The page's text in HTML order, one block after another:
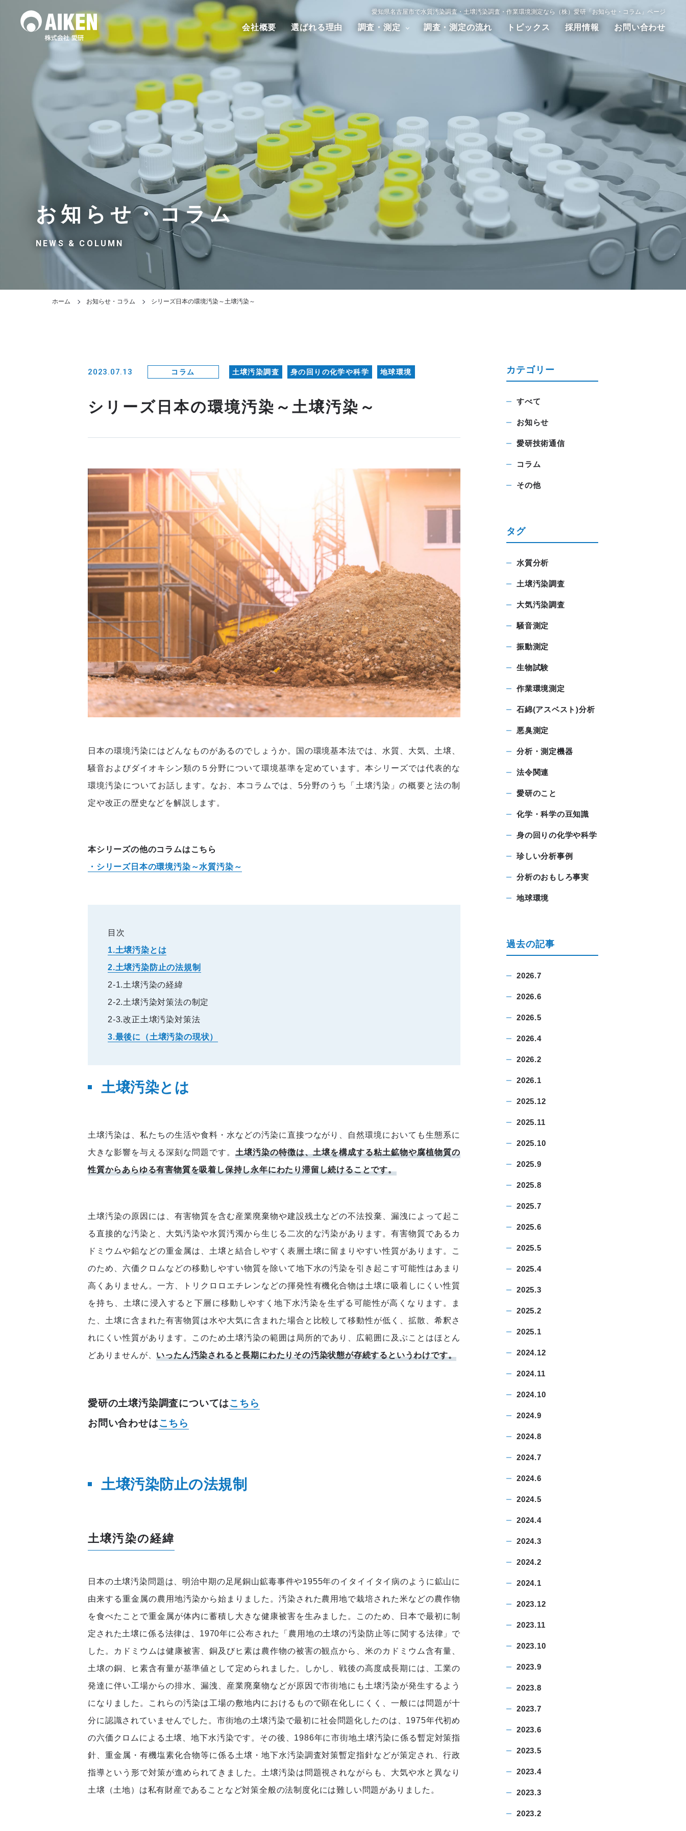
会社概要 選ばれる理由 調査・測定
水質調査 土壌汚染調査
作業環境測定 アスベスト調査 ダイオキシン調査 その他の調査測定
調査・測定の流れ トピックス 採用情報 お問い合わせ
愛知県名古屋市で水質汚染調査・土壌汚染調査・作業環境測定なら（株）愛研「お知らせ・コラム」ページ
お知らせ・コラム
NEWS & COLUMN
ホーム お知らせ・コラム シリーズ日本の環境汚染～土壌汚染～
2023.07.13 コラム 土壌汚染調査 身の回りの化学や科学 地球環境
シリーズ日本の環境汚染～土壌汚染～
日本の環境汚染にはどんなものがあるのでしょうか。国の環境基本法では、水質、大気、土壌、
騒音およびダイオキシン類の５分野について環境基準を定めています。本シリーズでは代表的な
環境汚染についてお話します。なお、本コラムでは、5分野のうち「土壌汚染」の概要と法の制
定や改正の歴史などを解説します。
本シリーズの他のコラムはこちら
・シリーズ日本の環境汚染～水質汚染～
目次
1.土壌汚染とは
2.土壌汚染防止の法規制
2-1.土壌汚染の経緯
2-2.土壌汚染対策法の制定
2-3.改正土壌汚染対策法
3.最後に（土壌汚染の現状）
土壌汚染とは
土壌汚染は、私たちの生活や食料・水などの汚染に直接つながり、自然環境においても生態系に
大きな影響を与える深刻な問題です。 土壌汚染の特徴は、土壌を構成する粘土鉱物や腐植物質の
性質からあらゆる有害物質を吸着し保持し永年にわたり滞留し続けることです。
土壌汚染の原因には、有害物質を含む産業廃棄物や建設残土などの不法投棄、漏洩によって起こ
る直接的な汚染と、大気汚染や水質汚濁から生じる二次的な汚染があります。有害物質であるカ
ドミウムや鉛などの重金属は、土壌と結合しやすく表層土壌に留まりやすい性質があります。こ
のため、六価クロムなどの移動しやすい物質を除いて地下水の汚染を引き起こす可能性はあまり
高くありません。一方、トリクロロエチレンなどの揮発性有機化合物は土壌に吸着しにくい性質
を持ち、土壌に浸入すると下層に移動しやすく地下水汚染を生ずる可能性が高くなります。ま
た、土壌に含まれた有害物質は水や大気に含まれた場合と比較して移動性が低く、拡散、希釈さ
れにくい性質があります。このため土壌汚染の範囲は局所的であり、広範囲に及ぶことはほとん
どありませんが、いったん汚染されると長期にわたりその汚染状態が存続するというわけです。
愛研の土壌汚染調査についてはこちら
お問い合わせはこちら
土壌汚染防止の法規制
土壌汚染の経緯
日本の土壌汚染問題は、明治中期の足尾銅山鉱毒事件や1955年のイタイイタイ病のように鉱山に
由来する重金属の農用地汚染から始まりました。汚染された農用地で栽培された米などの農作物
を食べたことで重金属が体内に蓄積し大きな健康被害を生みました。このため、日本で最初に制
定された土壌に係る法律は、1970年に公布された「農用地の土壌の汚染防止等に関する法律」で
した。カドミウムは健康被害、銅及びヒ素は農作物の被害の観点から、米のカドミウム含有量、
土壌の銅、ヒ素含有量が基準値として定められました。しかし、戦後の高度成長期には、工業の
発達に伴い工場からの排水、漏洩、産業廃棄物などが原因で市街地にも土壌汚染が発生するよう
になりました。これらの汚染は工場の敷地内におけるもので顕在化しにくく、一般には問題が十
分に認識されていませんでした。市街地の土壌汚染で最初に社会問題化したのは、1975年代初め
の六価クロムによる土壌、地下水汚染です。その後、1986年に市街地土壌汚染に係る暫定対策指
針、重金属・有機塩素化合物等に係る土壌・地下水汚染調査対策暫定指針などが策定され、行政
指導という形で対策が進められてきました。土壌汚染は問題視されながらも、大気や水と異なり
土壌（土地）は私有財産であることなど対策全般の法制度化には難しい問題がありました。
カテゴリー
すべて
お知らせ
愛研技術通信
コラム
その他
タグ
水質分析
土壌汚染調査
大気汚染調査
騒音測定
振動測定
生物試験
作業環境測定
石綿(アスベスト)分析
悪臭測定
分析・測定機器
法令関連
愛研のこと
化学・科学の豆知識
身の回りの化学や科学
珍しい分析事例
分析のおもしろ事実
地球環境
過去の記事
2026.7
2026.6
2026.5
2026.4
2026.2
2026.1
2025.12
2025.11
2025.10
2025.9
2025.8
2025.7
2025.6
2025.5
2025.4
2025.3
2025.2
2025.1
2024.12
2024.11
2024.10
2024.9
2024.8
2024.7
2024.6
2024.5
2024.4
2024.3
2024.2
2024.1
2023.12
2023.11
2023.10
2023.9
2023.8
2023.7
2023.6
2023.5
2023.4
2023.3
2023.2